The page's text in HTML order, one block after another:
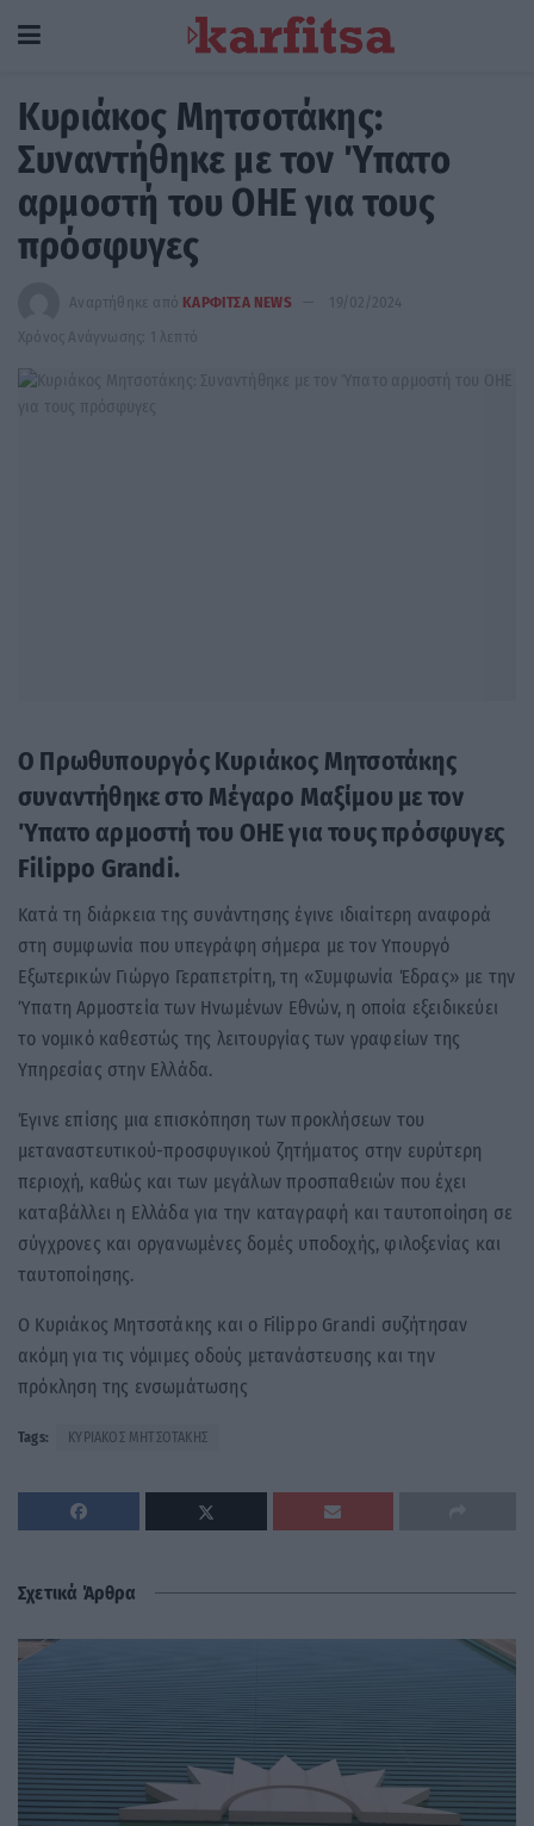
Κυριάκος Μητσοτάκης:
Συναντήθηκε με τον Ύπατο
αρμοστή του ΟΗΕ για τους
πρόσφυγες
Αναρτήθηκε από ΚΑΡΦΙΤΣΑ NEWS
19/02/2024
Χρόνος Ανάγνωσης: 1 λεπτό
Ο Πρωθυπουργός Κυριάκος Μητσοτάκης
συναντήθηκε στο Μέγαρο Μαξίμου με τον
Ύπατο αρμοστή του ΟΗΕ για τους πρόσφυγες
Filippo Grandi.
Κατά τη διάρκεια της συνάντησης έγινε ιδιαίτερη αναφορά
στη συμφωνία που υπεγράφη σήμερα με τον Υπουργό
Εξωτερικών Γιώργο Γεραπετρίτη, τη «Συμφωνία Έδρας» με την
Ύπατη Αρμοστεία των Ηνωμένων Εθνών, η οποία εξειδικεύει
το νομικό καθεστώς της λειτουργίας των γραφείων της
Υπηρεσίας στην Ελλάδα.
Έγινε επίσης μια επισκόπηση των προκλήσεων του
μεταναστευτικού-προσφυγικού ζητήματος στην ευρύτερη
περιοχή, καθώς και των μεγάλων προσπαθειών που έχει
καταβάλλει η Ελλάδα για την καταγραφή και ταυτοποίηση σε
σύγχρονες και οργανωμένες δομές υποδοχής, φιλοξενίας και
ταυτοποίησης.
Ο Κυριάκος Μητσοτάκης και ο Filippo Grandi συζήτησαν
ακόμη για τις νόμιμες οδούς μετανάστευσης και την
πρόκληση της ενσωμάτωσης
Tags: ΚΥΡΙΑΚΟΣ ΜΗΤΣΟΤΑΚΗΣ
Σχετικά Άρθρα